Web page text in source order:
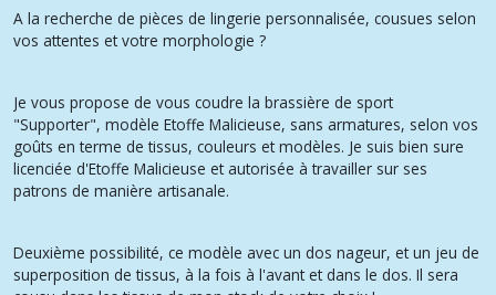
A la recherche de pièces de lingerie personnalisée, cousues selon
vos attentes et votre morphologie ?
Je vous propose de vous coudre la brassière de sport
"Supporter", modèle Etoffe Malicieuse, sans armatures, selon vos
goûts en terme de tissus, couleurs et modèles. Je suis bien sure
licenciée d'Etoffe Malicieuse et autorisée à travailler sur ses
patrons de manière artisanale.
Deuxième possibilité, ce modèle avec un dos nageur, et un jeu de
superposition de tissus, à la fois à l'avant et dans le dos. Il sera